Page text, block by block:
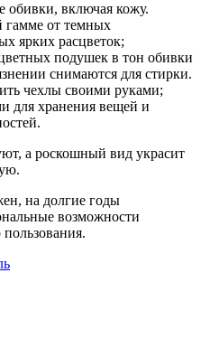
обивки, включая кожу.
гамме от темных
ярких расцветок;
подушек в тон обивки
снимаются для стирки.
чехлы своими руками;
для хранения вещей и
а роскошный вид украсит
на долгие годы
возможности
пользования.